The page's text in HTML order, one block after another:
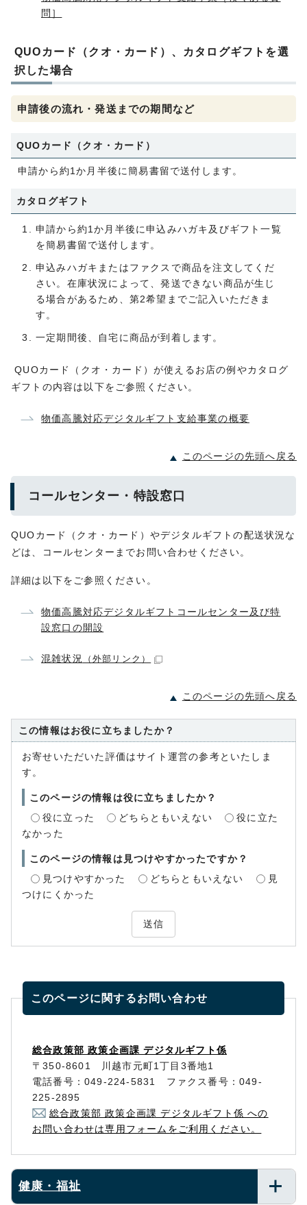
問］
QUOカード（クオ・カード）、カタログギフトを選
択した場合
申請後の流れ・発送までの期間など
QUOカード（クオ・カード）
申請から約1か月半後に簡易書留で送付します。
カタログギフト
申請から約1か月半後に申込みハガキ及びギフト一覧
を簡易書留で送付します。
申込みハガキまたはファクスで商品を注文してくだ
さい。在庫状況によって、発送できない商品が生じ
る場合があるため、第2希望までご記入いただきま
す。
一定期間後、自宅に商品が到着します。
QUOカード（クオ・カード）が使えるお店の例やカタログ
ギフトの内容は以下をご参照ください。
物価高騰対応デジタルギフト支給事業の概要
このページの先頭へ戻る
コールセンター・特設窓口
QUOカード（クオ・カード）やデジタルギフトの配送状況な
どは、コールセンターまでお問い合わせください。
詳細は以下をご参照ください。
物価高騰対応デジタルギフトコールセンター及び特
設窓口の開設
混雑状況 （外部リンク）
このページの先頭へ戻る
この情報はお役に立ちましたか？
お寄せいただいた評価はサイト運営の参考といたしま
す。
このページの情報は役に立ちましたか？
役に立った
どちらともいえない
役に立た
なかった
このページの情報は見つけやすかったですか？
見つけやすかった
どちらともいえない
見
つけにくかった
送信
このページに関するお問い合わせ
総合政策部 政策企画課 デジタルギフト係
〒350-8601 川越市元町1丁目3番地1
電話番号：049-224-5831 ファクス番号：049-
225-2895
総合政策部 政策企画課 デジタルギフト係 への
お問い合わせは専用フォームをご利用ください。
健康・福祉